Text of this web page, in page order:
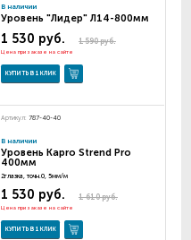
В наличии
Уровень "Лидер" Л14-800мм
1 590 руб.
1 530 руб.
Цена при заказе на сайте
КУПИТЬ В 1 КЛИК
Артикул: 787-40-40
В наличии
Уровень Kapro Strend Pro
400мм
2глазка, точн.0, 5мм/м
1 610 руб.
1 530 руб.
Цена при заказе на сайте
КУПИТЬ В 1 КЛИК